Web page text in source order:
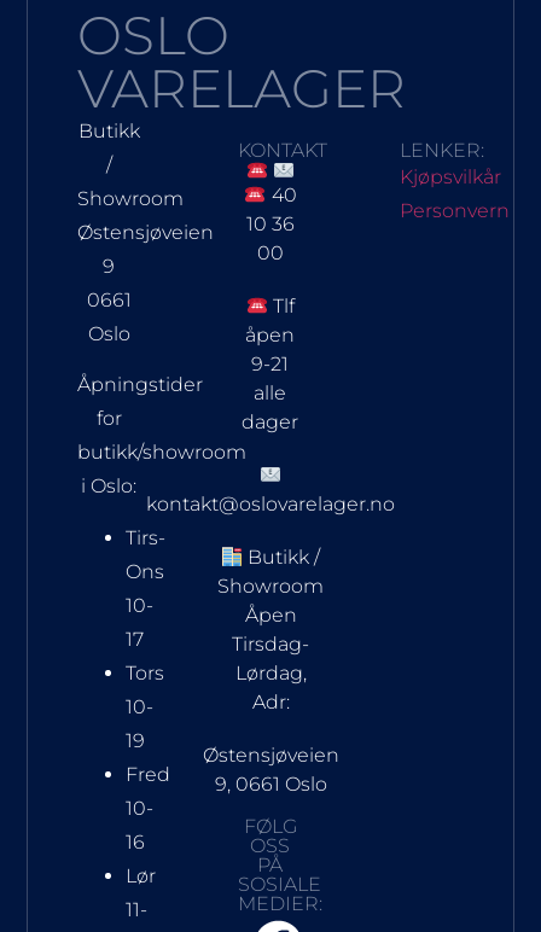
OSLO
VARELAGER
Butikk
/
Showroom
Østensjøveien
9
0661
Oslo
Åpningstider
for
butikk/showroom
i Oslo:
Tirs-
Ons
10-
17
Tors
10-
19
Fred
10-
16
Lør
11-
KONTAKT
40
10 36
00
Tlf
åpen
9-21
alle
dager
kontakt@oslovarelager.no
Butikk /
Showroom
Åpen
Tirsdag-
Lørdag,
Adr:
Østensjøveien
9, 0661 Oslo
FØLG
OSS
PÅ
SOSIALE
MEDIER:
LENKER:
Kjøpsvilkår
Personvern